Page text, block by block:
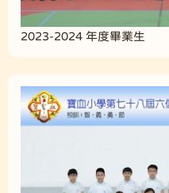
2023-2024 年度畢業生